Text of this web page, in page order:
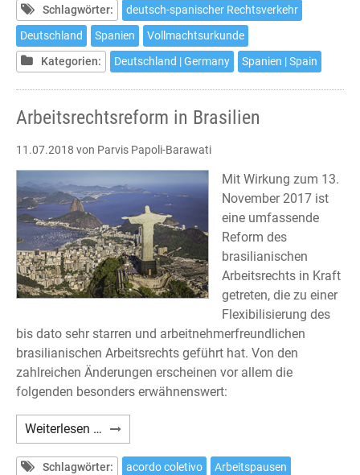
Vollmachtsurkunde
im
deutsch-
spanischen
Rechtsverkehr
Schlagwörter:
deutsch-spanischer Rechtsverkehr
Deutschland
Spanien
Vollmachtsurkunde
Kategorien:
Deutschland | Germany Spanien | Spain
Arbeitsrechtsreform in Brasilien
11.07.2018 von Parvis Papoli-Barawati
Mit Wirkung zum 13.
November 2017 ist
eine umfassende
Reform des
brasilianischen
Arbeitsrechts in Kraft
getreten, die zu einer
Flexibilisierung des
bis dato sehr starren und arbeitnehmerfreundlichen
brasilianischen Arbeitsrechts geführt hat. Von den
zahlreichen Änderungen erscheinen vor allem die
folgenden besonders erwähnenswert:
Weiterlesen … Arbeitsrechtsreform
in
Brasilien
Schlagwörter: acordo coletivo
Arbeitspausen